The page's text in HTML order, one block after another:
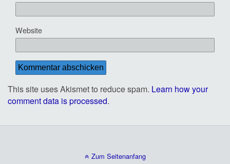
Website
This site uses Akismet to reduce spam. Learn how your
comment data is processed.
Zum Seitenanfang